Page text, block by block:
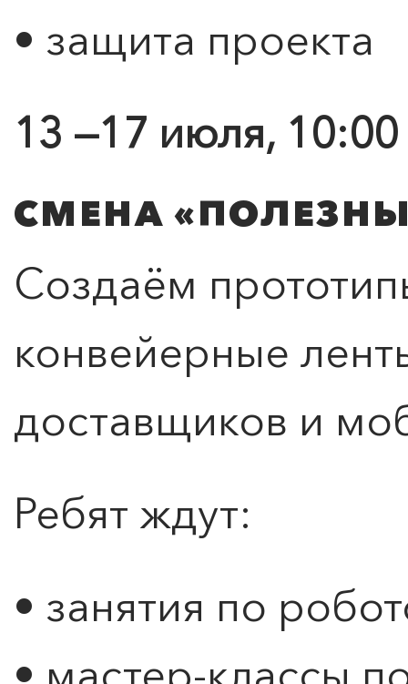
• защита проекта
13 —17 июля,
СМЕНА
Создаём
конвейерные
доставщиков и
Ребят ждут:
• занятия по